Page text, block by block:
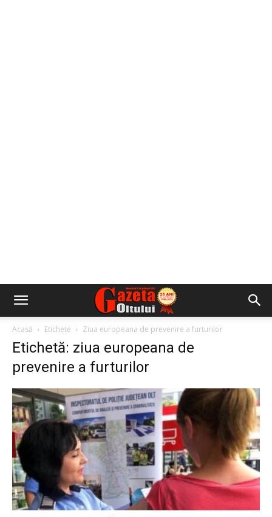
Acasă Etichete Ziua europeana de prevenire a furturilor
Etichetă: ziua europeana de
prevenire a furturilor